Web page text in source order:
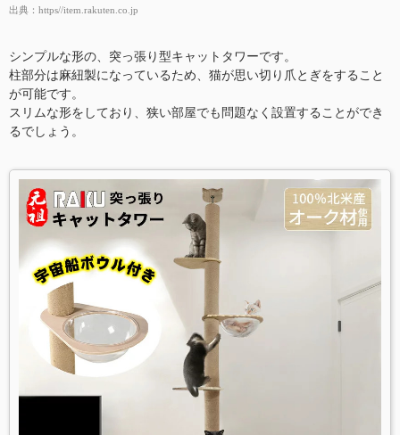
出典： https//item.rakuten.co.jp
シンプルな形の、突っ張り型キャットタワーです。
柱部分は麻紐製になっているため、猫が思い切り爪とぎをすること
が可能です。
スリムな形をしており、狭い部屋でも問題なく設置することができ
るでしょう。